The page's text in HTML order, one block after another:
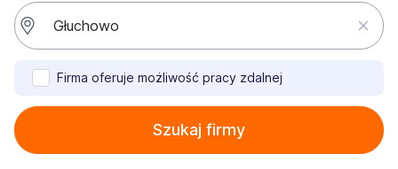
Firma oferuje możliwość pracy zdalnej
Szukaj firmy